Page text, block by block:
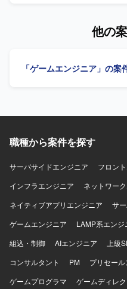
などを行っていただきます。 【求める人物像】 React
して前向きにキャッチアッ
ジションの魅力】 Reactと
を積むことができます。技
設計力の向上が期待できます。 【開発環境】 フロ
Serverを利用したWebシス
他の
「ゲームエンジニア」の案
職種から案件を探す
サーバサイドエンジニア
フロン
インフラエンジニア
ネットワー
ネイティブアプリエンジニア
サ
ゲームエンジニア
LAMP系エンジ
組込・制御
AIエンジニア 上級
コンサルタント
PM プリセール
ゲームプログラマ
ゲームディレ